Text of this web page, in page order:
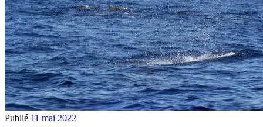
Publié 11 mai 2022